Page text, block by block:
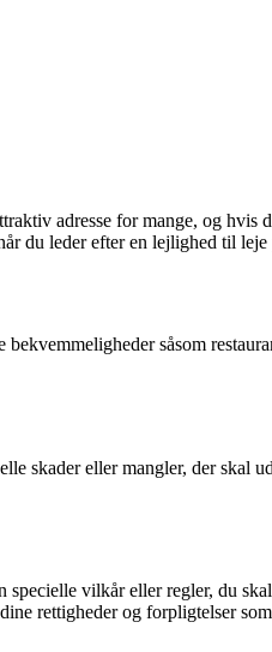
adresse for mange, og hvis
du leder efter en lejlighed til leje
såsom
skader eller mangler, der skal
vilkår eller regler, du
rettigheder og forpligtelser